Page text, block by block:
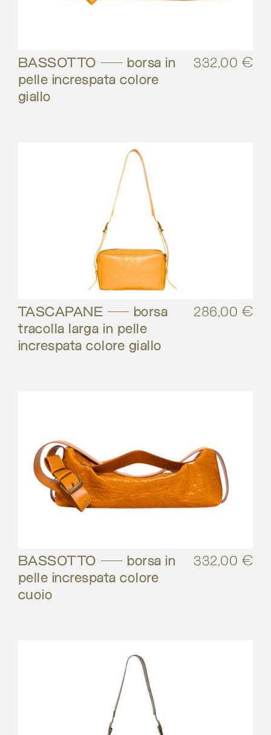
BASSOTTO – borsa in
pelle increspata colore
giallo
332,00 €
TASCAPANE – borsa
tracolla larga in pelle
increspata colore giallo
286,00 €
BASSOTTO – borsa in
pelle increspata colore
cuoio
332,00 €